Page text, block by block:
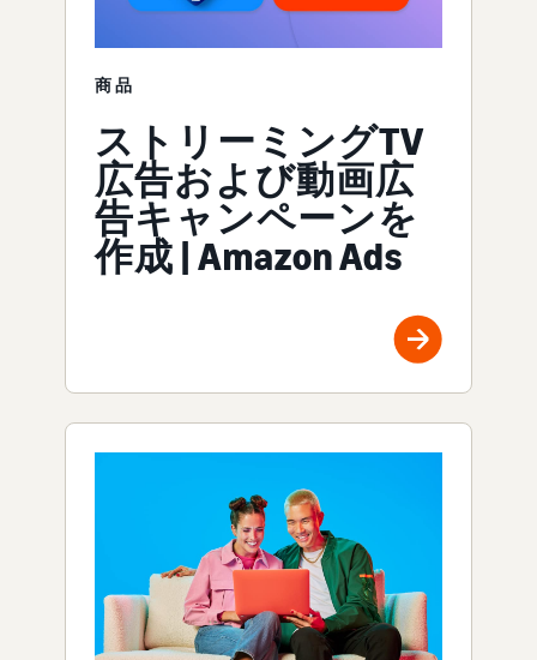
商品
ストリーミングTV
広告および動画広
告キャンペーンを
作成 | Amazon Ads